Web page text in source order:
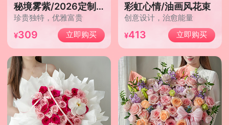
秘境雾紫/2026定制款
珍贵独特，优雅富贵
309 立即购买
彩虹心情/油画风花束
创意设计，治愈能量
413 立即购买